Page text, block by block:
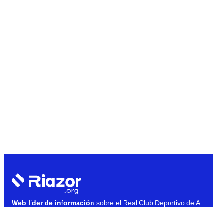
Web líder de información sobre el Real Club Deportivo de A